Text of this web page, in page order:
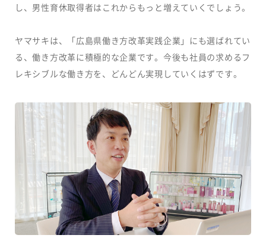
し、男性育休取得者はこれからもっと増えていくでしょう。
ヤマサキは、「広島県働き方改革実践企業」にも選ばれてい
る、働き方改革に積極的な企業です。今後も社員の求めるフ
レキシブルな働き方を、どんどん実現していくはずです。